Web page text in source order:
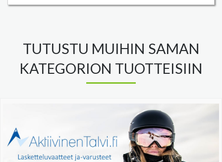
TUTUSTU MUIHIN SAMAN
KATEGORION TUOTTEISIIN